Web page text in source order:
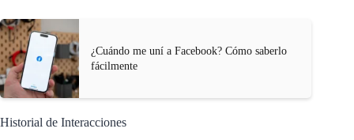
¿Cuándo me uní a Facebook? Cómo saberlo
fácilmente
Historial de Interacciones